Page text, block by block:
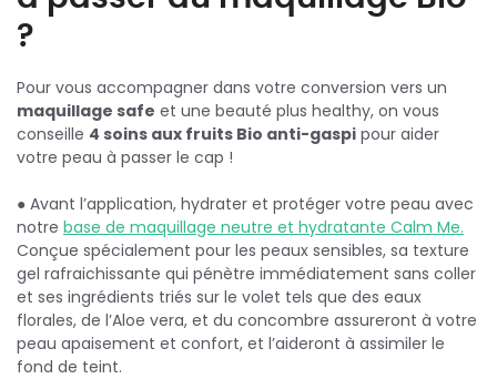
?
Pour vous accompagner dans votre conversion vers un
maquillage safe et une beauté plus healthy, on vous
conseille 4 soins aux fruits Bio anti-gaspi pour aider
votre peau à passer le cap !
‎● Avant l’application, hydrater et protéger votre peau avec
notre base de maquillage neutre et hydratante Calm Me.
Conçue spécialement pour les peaux sensibles, sa texture
gel rafraichissante qui pénètre immédiatement sans coller
et ses ingrédients triés sur le volet tels que des eaux
florales, de l’Aloe vera, et du concombre assureront à votre
peau apaisement et confort, et l’aideront à assimiler le
fond de teint.